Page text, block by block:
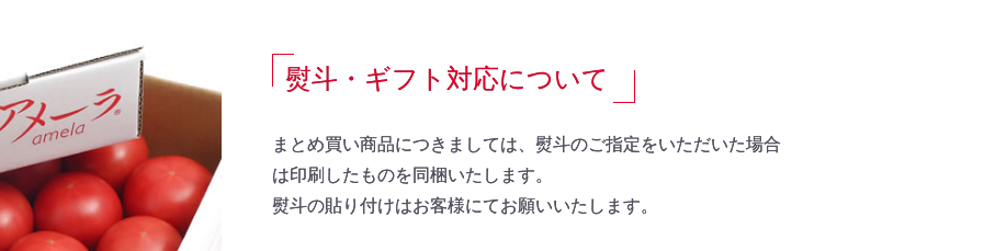
熨斗・ギフト対応について
まとめ買い商品につきましては、熨斗のご指定をいただいた場合
は印刷したものを同梱いたします。
熨斗の貼り付けはお客様にてお願いいたします。